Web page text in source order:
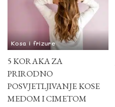
Kosa i frizure
5 KORAKA ZA
PRIRODNO
POSVJETLJIVANJE KOSE
MEDOM I CIMETOM